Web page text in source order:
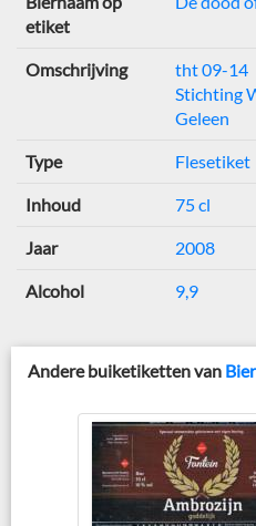
etiket
Omschrijving
tht 09-14
Stichting
Geleen
Type Flesetiket
Inhoud 75 cl
Jaar 2008
Alcohol 9,9
Andere buiketiketten van